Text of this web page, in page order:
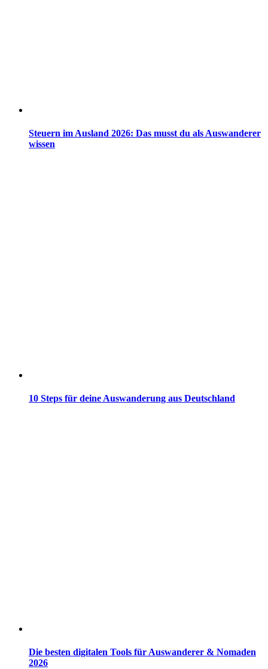
Steuern im Ausland 2026: Das musst du als Auswanderer
wissen
10 Steps für deine Auswanderung aus Deutschland
Die besten digitalen Tools für Auswanderer & Nomaden
2026